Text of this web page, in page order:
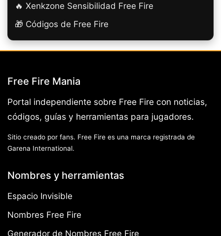
🔥 Xenkzone Sensibilidad Free Fire
🎁 Códigos de Free Fire
Free Fire Mania
Portal independiente sobre Free Fire con noticias,
códigos, guías y herramientas para jugadores.
Sitio creado por fans. Free Fire es una marca registrada de
Garena International.
Nombres y herramientas
Espacio Invisible
Nombres Free Fire
Generador de Nombres Free Fire